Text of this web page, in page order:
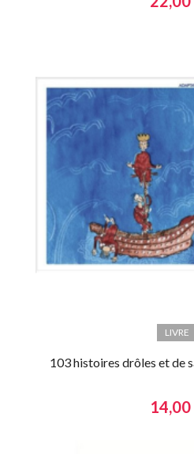
LIVRE
103 histoires drôles et de
14,00